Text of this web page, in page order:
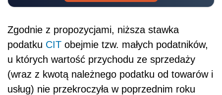
Zgodnie z propozycjami, niższa stawka
podatku CIT obejmie tzw. małych podatników,
u których wartość przychodu ze sprzedaży
(wraz z kwotą należnego podatku od towarów i
usług) nie przekroczyła w poprzednim roku